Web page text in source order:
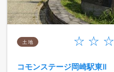
土 地
コモンステージ岡崎駅東Ⅱ